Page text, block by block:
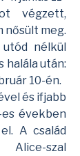
végzett,
nősült meg.
nélkül
halála után:
10-én.
és ifjabb
években
A család
szal